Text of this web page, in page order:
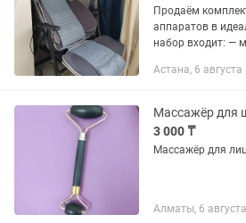
Продаём
аппаратов в
набор входит: —
массажёр для
Астана, 6 августа
Массажёр для
3 000 ₸
Массажёр для
Алматы, 6 августа